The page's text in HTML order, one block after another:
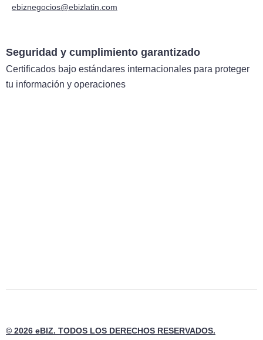
ebiznegocios@ebizlatin.com
Seguridad y cumplimiento garantizado
Certificados bajo estándares internacionales para proteger
tu información y operaciones
© 2026 eBIZ. TODOS LOS DERECHOS RESERVADOS.